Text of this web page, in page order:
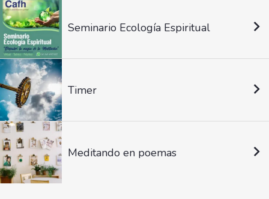
Seminario Ecología Espiritual
Timer
Meditando en poemas